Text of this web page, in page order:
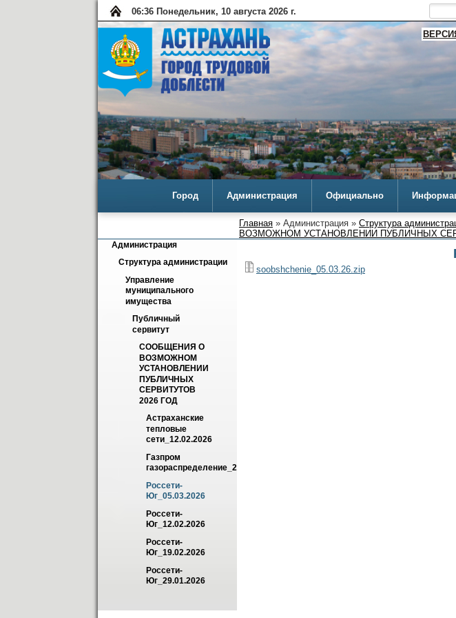
06:36 Понедельник, 10 августа 2026 г.
Город Администрация Официально
Главная » Администрация » Структура
ВОЗМОЖНОМ УСТАНОВЛЕНИИ ПУБЛИЧНЫХ
Администрация
Структура администрации
Управление
муниципального
имущества
Публичный
сервитут
СООБЩЕНИЯ О
ВОЗМОЖНОМ
УСТАНОВЛЕНИИ
ПУБЛИЧНЫХ
СЕРВИТУТОВ
2026 ГОД
Астраханские
тепловые
сети_12.02.2026
Газпром
газораспределение_26.02.2026
Россети-
Юг_05.03.2026
Россети-
Юг_12.02.2026
Россети-
Юг_19.02.2026
Россети-
Юг_29.01.2026
soobshchenie_05.03.26.zip